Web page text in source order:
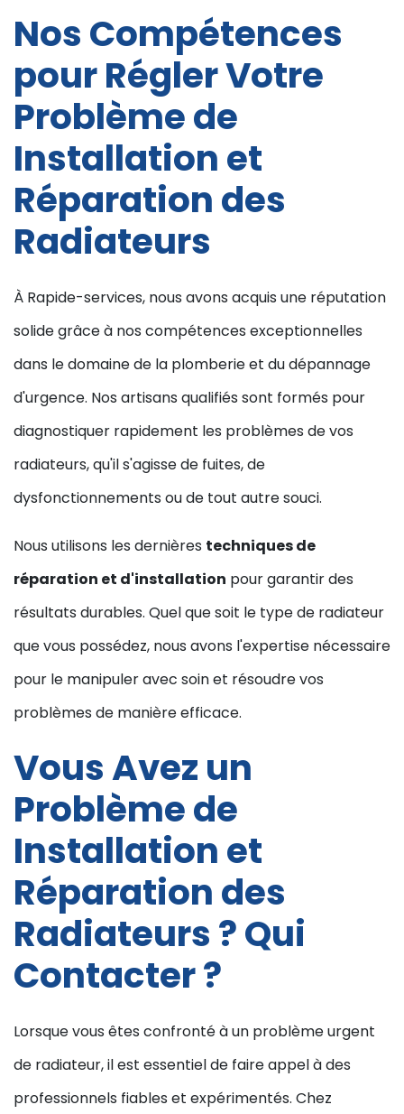
Nos Compétences
pour Régler Votre
Problème de
Installation et
Réparation des
Radiateurs
À Rapide-services, nous avons acquis une réputation
solide grâce à nos compétences exceptionnelles
dans le domaine de la plomberie et du dépannage
d'urgence. Nos artisans qualifiés sont formés pour
diagnostiquer rapidement les problèmes de vos
radiateurs, qu'il s'agisse de fuites, de
dysfonctionnements ou de tout autre souci.
Nous utilisons les dernières techniques de
réparation et d'installation pour garantir des
résultats durables. Quel que soit le type de radiateur
que vous possédez, nous avons l'expertise nécessaire
pour le manipuler avec soin et résoudre vos
problèmes de manière efficace.
Vous Avez un
Problème de
Installation et
Réparation des
Radiateurs ? Qui
Contacter ?
Lorsque vous êtes confronté à un problème urgent
de radiateur, il est essentiel de faire appel à des
professionnels fiables et expérimentés. Chez